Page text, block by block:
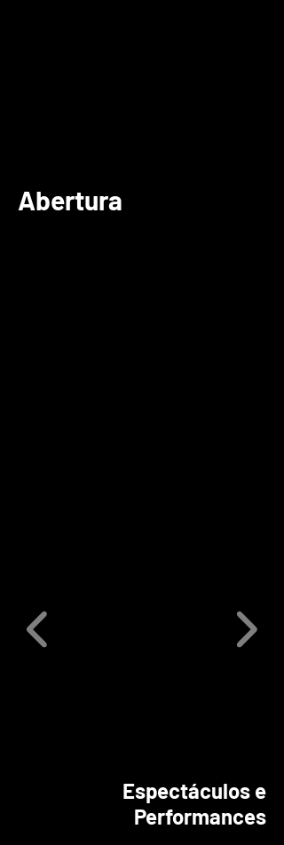
Abertura
Espectáculos e
Performances